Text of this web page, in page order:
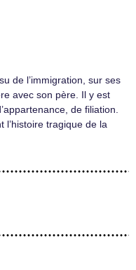
de l’immigration, sur ses
avec son père. Il y est
de filiation.
l’histoire tragique de la